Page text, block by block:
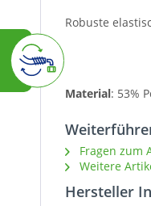
Robuste
Material: 53%
Fragen zum
Weitere
Hersteller